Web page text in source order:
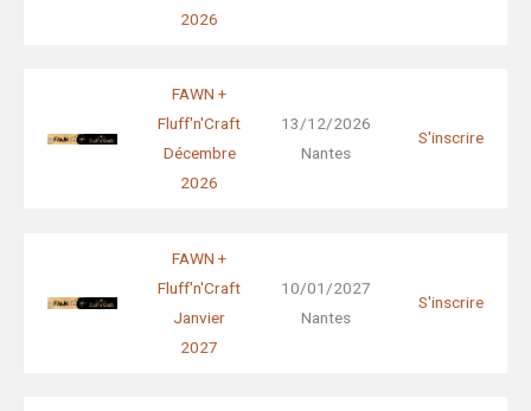
2026
FAWN +
Fluff'n'Craft
Décembre
2026
13/12/2026
Nantes
S'inscrire
FAWN +
Fluff'n'Craft
Janvier
2027
10/01/2027
Nantes
S'inscrire